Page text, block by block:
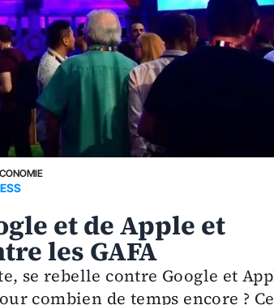
et de Apple et
les GAFA
se rebelle contre Google et
combien de temps encore ?